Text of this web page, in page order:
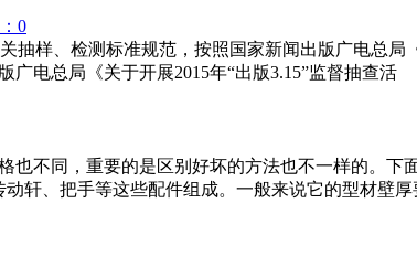
0
样、检测标准规范，按照国家新闻出版广电总局
电总局《关于开展2015年“出版3.15”监督抽查活
不同，重要的是区别好坏的方法也不一样的。下
轩、把手等这些配件组成。一般来说它的型材壁厚